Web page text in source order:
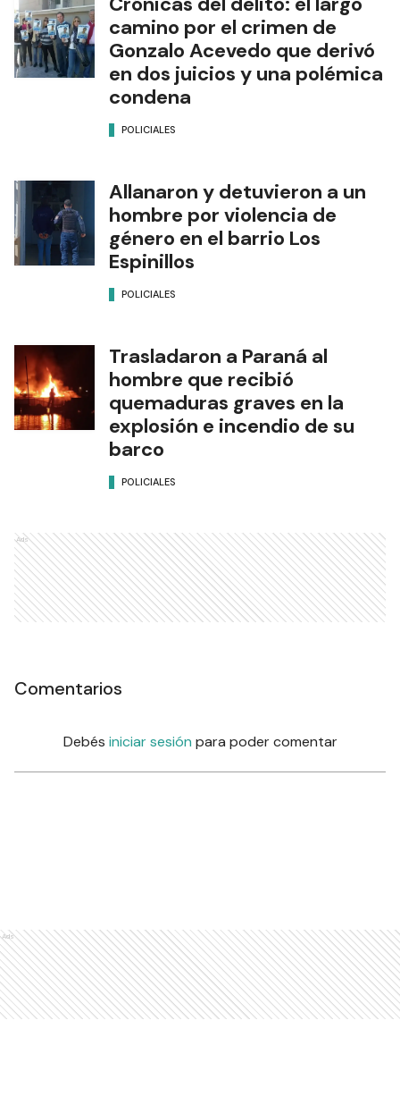
camino por el crimen de
Gonzalo Acevedo que derivó
en dos juicios y una polémica
condena
POLICIALES
Allanaron y detuvieron a un
hombre por violencia de
género en el barrio Los
Espinillos
POLICIALES
Trasladaron a Paraná al
hombre que recibió
quemaduras graves en la
explosión e incendio de su
barco
POLICIALES
Ads
Comentarios
Debés iniciar sesión para poder comentar
Ads